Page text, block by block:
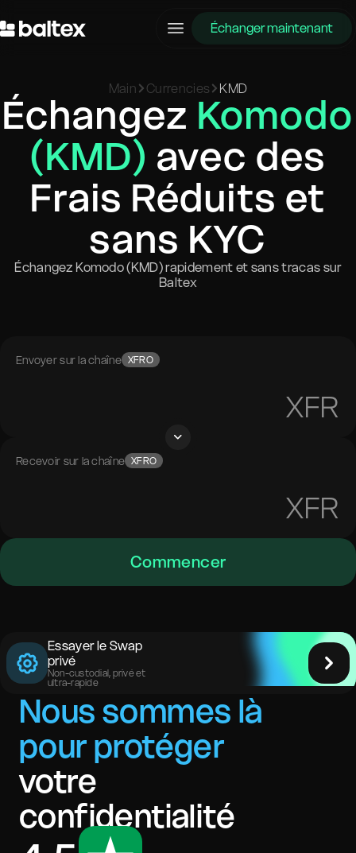
Échanger maintenant
Main Currencies KMD
Échangez Komodo
(KMD) avec des
Frais Réduits et
sans KYC
Échangez Komodo (KMD) rapidement et sans tracas sur
Baltex
Envoyer sur la chaîne XFRO
XFR
Recevoir sur la chaîne XFRO
XFR
Commencer
Essayer le Swap
privé
Non-custodial, privé et
ultra-rapide
Nous sommes là
pour protéger
votre
confidentialité